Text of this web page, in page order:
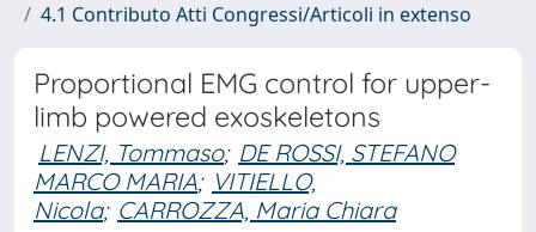
4.1 Contributo Atti Congressi/Articoli in extenso
Proportional EMG control for upper-
limb powered exoskeletons
LENZI, Tommaso; DE ROSSI, STEFANO
MARCO MARIA; VITIELLO,
Nicola; CARROZZA, Maria Chiara